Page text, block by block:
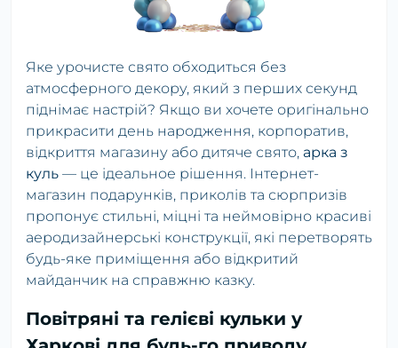
Яке урочисте свято обходиться без
атмосферного декору, який з перших секунд
піднімає настрій? Якщо ви хочете оригінально
прикрасити день народження, корпоратив,
відкриття магазину або дитяче свято, арка з
куль — це ідеальное рішення. Інтернет-
магазин подарунків, приколів та сюрпризів
пропонує стильні, міцні та неймовірно красиві
аеродизайнерські конструкції, які перетворять
будь-яке приміщення або відкритий
майданчик на справжню казку.
Повітряні та гелієві кульки у